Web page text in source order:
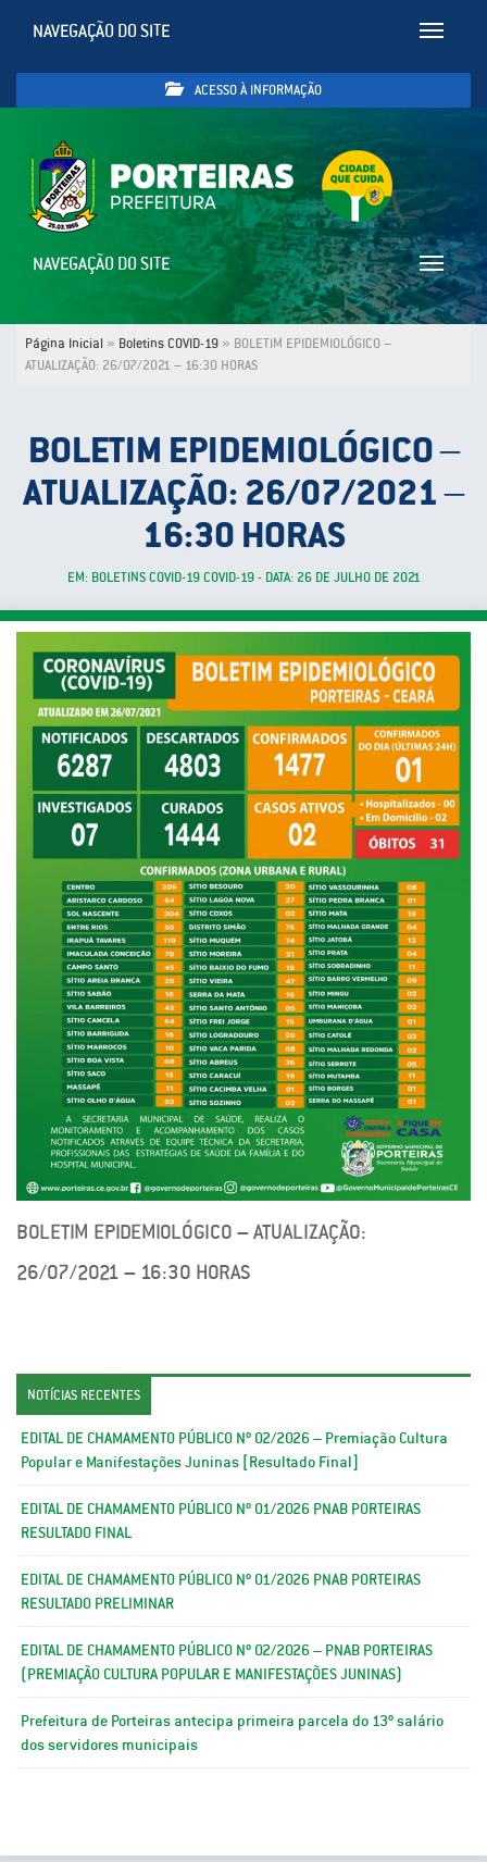
Toggle
NAVEGAÇÃO DO SITE
ACESSO À INFORMAÇÃO
Toggle
NAVEGAÇÃO DO SITE
Página Inicial » Boletins COVID-19 » BOLETIM EPIDEMIOLÓGICO –
ATUALIZAÇÃO: 26/07/2021 – 16:30 HORAS
BOLETIM EPIDEMIOLÓGICO –
ATUALIZAÇÃO: 26/07/2021 –
16:30 HORAS
EM: BOLETINS COVID-19 COVID-19 - DATA: 26 DE JULHO DE 2021
BOLETIM EPIDEMIOLÓGICO – ATUALIZAÇÃO:
26/07/2021 – 16:30 HORAS
NOTÍCIAS RECENTES
EDITAL DE CHAMAMENTO PÚBLICO Nº 02/2026 – Premiação Cultura
Popular e Manifestações Juninas [Resultado Final]
EDITAL DE CHAMAMENTO PÚBLICO Nº 01/2026 PNAB PORTEIRAS
RESULTADO FINAL
EDITAL DE CHAMAMENTO PÚBLICO Nº 01/2026 PNAB PORTEIRAS
RESULTADO PRELIMINAR
EDITAL DE CHAMAMENTO PÚBLICO Nº 02/2026 – PNAB PORTEIRAS
(PREMIAÇÃO CULTURA POPULAR E MANIFESTAÇÕES JUNINAS)
Prefeitura de Porteiras antecipa primeira parcela do 13º salário
dos servidores municipais